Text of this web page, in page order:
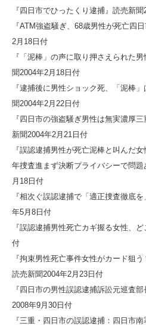
『四日市でひったくり逮捕』読売新
『ATM強盗騒ぎ、68歳男性が死亡四
2月18日付
『「泥棒」の声に取り押さえられた
聞2004年2月18日付
『逮捕後に男性ショック死、「泥棒
聞2004年2月22日付
『四日市の強盗騒ぎ男性は無実濃厚
新聞2004年2月21日付
『誤認逮捕男性が死亡泥棒と叫んだ
年捜査進まず決断プライバシーで問
月18日付
『相次ぐ誤認逮捕で「適正捜査徹底
年5月8日付
『誤認逮捕男性死亡カギ握る女性、
付
『拘束男性死亡事件女性がカード狙
読売新聞2004年2月23日付
『四日市の男性誤認逮捕訴訟元巡査
2008年9月30日付
『三重・四日市の誤認逮捕：四日市